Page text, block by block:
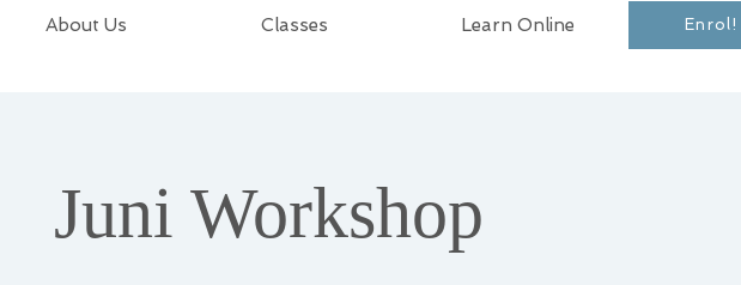
About Us Classes Learn Online Enrol!
Juni Workshop